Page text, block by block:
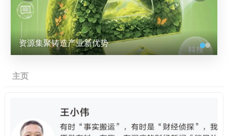
湘电股份成立多家能源科技公司
主页